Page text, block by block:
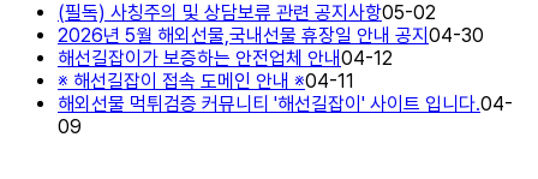
(필독) 사칭주의 및 상담보류 관련 공지사항05-02
2026년 5월 해외선물,국내선물 휴장일 안내 공지04-30
해선길잡이가 보증하는 안전업체 안내04-12
※ 해선길잡이 접속 도메인 안내 ※04-11
해외선물 먹튀검증 커뮤니티 '해선길잡이' 사이트 입니다.04-
09